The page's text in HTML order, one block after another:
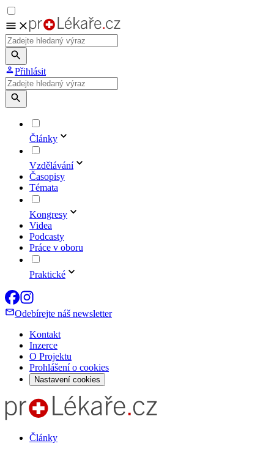
Přihlásit
Články
Vzdělávání
Časopisy
Témata
Kongresy
Videa
Podcasty
Práce v oboru
Praktické
Odebírejte náš newsletter
Kontakt
Inzerce
O Projektu
Prohlášení o cookies
Nastavení cookies
Články